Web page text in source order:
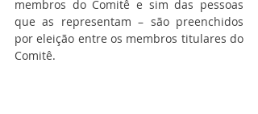
membros do Comitê e sim das pessoas
que as representam – são preenchidos
por eleição entre os membros titulares do
Comitê.